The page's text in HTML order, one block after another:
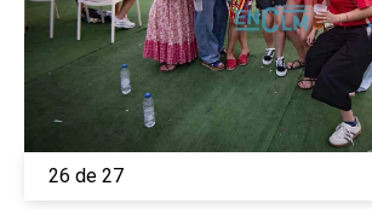
26 de 27